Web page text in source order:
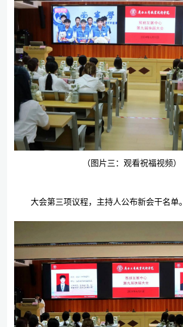
（图片三：观看祝福视频）
大会第三项议程，主持人公布新会干名单。